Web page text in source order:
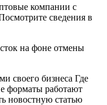
компании с
сведения в
своего бизнеса Где
форматы работают
новостную статью